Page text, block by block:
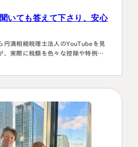
いても答えて下さり、安心
円満相続税理士法人のYouTubeを見
、実際に税額を色々な控除や特例を
加藤先生へメールで送ってまとめあ
で同じこと…